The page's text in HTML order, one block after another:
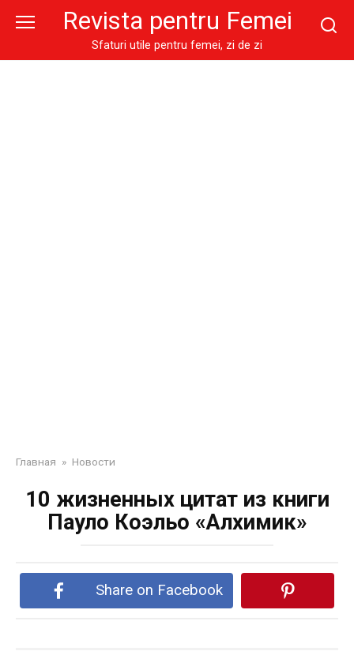
Revista pentru Femei
Sfaturi utile pentru femei, zi de zi
Главная » Новости
10 жизненных цитат из книги
Пауло Коэльо «Алхимик»
Share on Facebook